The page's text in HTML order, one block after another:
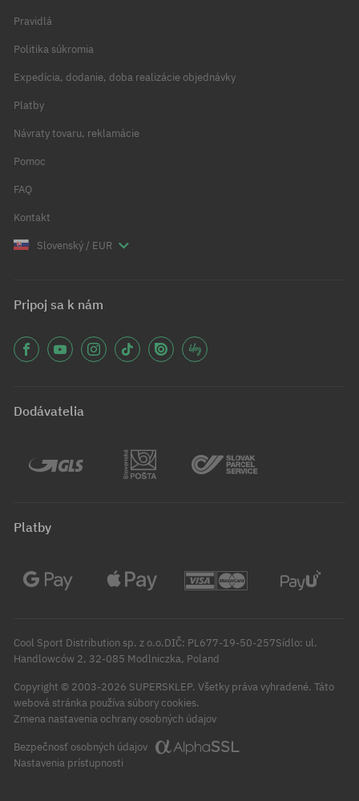
Pravidlá
Politika súkromia
Expedícia, dodanie, doba realizácie objednávky
Platby
Návraty tovaru, reklamácie
Pomoc
FAQ
Kontakt
Slovenský / EUR
Pripoj sa k nám
Dodávatelia
Platby
Cool Sport Distribution sp. z o.o.DIČ: PL677-19-50-257Sídlo: ul.
Handlowców 2, 32-085 Modlniczka, Poland
Copyright © 2003-2026 SUPERSKLEP. Všetky práva vyhradené. Táto
webová stránka používa súbory cookies.
Zmena nastavenia ochrany osobných údajov
Bezpečnosť osobných údajov
Nastavenia prístupnosti